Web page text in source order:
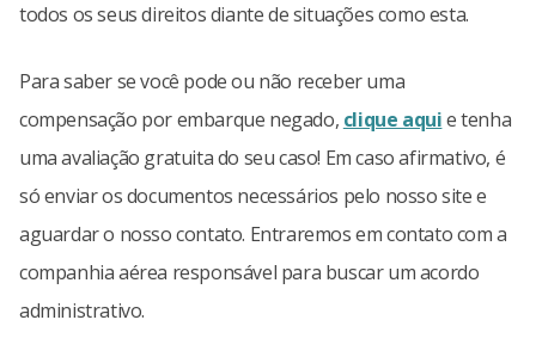
todos os seus direitos diante de situações como esta.
Para saber se você pode ou não receber uma
compensação por embarque negado, clique aquie tenha
uma avaliação gratuita do seu caso! Em caso afirmativo, é
só enviar os documentos necessários pelo nosso site e
aguardar o nosso contato. Entraremos em contato com a
companhia aérea responsável para buscar um acordo
administrativo.